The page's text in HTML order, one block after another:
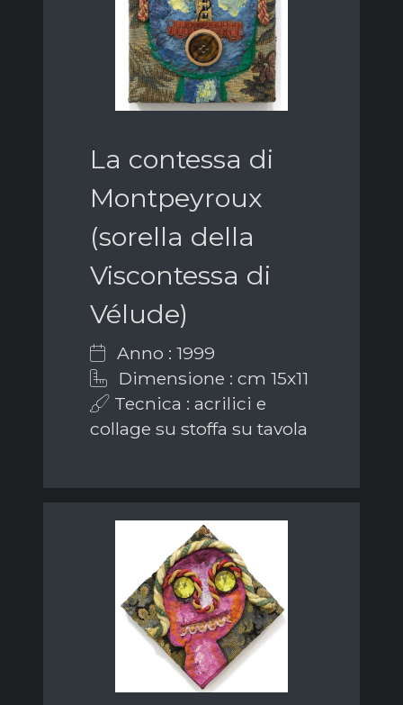
La contessa di
Montpeyroux
(sorella della
Viscontessa di
Vélude)
Anno : 1999
Dimensione : cm 15x11
Tecnica : acrilici e
collage su stoffa su tavola